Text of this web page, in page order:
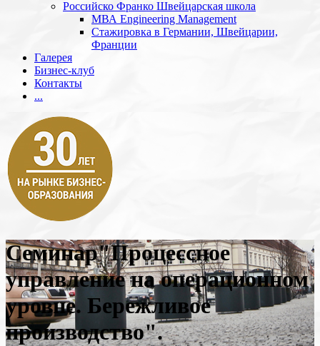
Российско Франко Швейцарская школа
МВА Engineering Management
Стажировка в Германии, Швейцарии,
Франции
Галерея
Бизнес-клуб
Контакты
...
Семинар"Процессное
управление на операционном
уровне. Бережливое
производство".